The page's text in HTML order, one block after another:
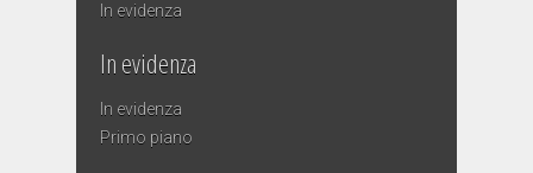
In evidenza
In evidenza
In evidenza
Primo piano